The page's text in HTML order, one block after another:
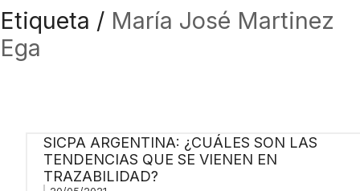
Etiqueta / María José Martinez
Ega
SICPA ARGENTINA: ¿CUÁLES SON LAS
TENDENCIAS QUE SE VIENEN EN
TRAZABILIDAD?